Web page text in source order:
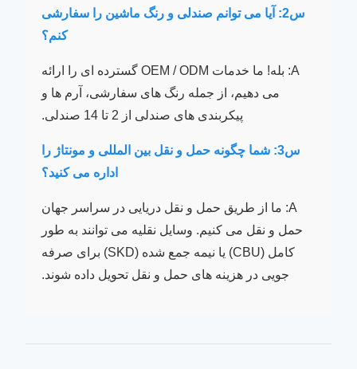
س2: آیا می توانم صندلی و رنگ ماشین را سفارشی
کنم؟
A: بله! ما خدمات OEM / ODM گسترده ای را ارائه
می دهیم، از جمله رنگ های سفارشی، آرم ها و
پیکربندی های صندلی از 2 تا 14 صندلی.
س3: شما چگونه حمل و نقل بین المللی و مونتاژ را
اداره می کنید؟
A: ما از طریق حمل و نقل دریایی در سراسر جهان
حمل و نقل می کنیم. وسایل نقلیه می توانند به طور
کامل (CBU) یا نیمه جمع شده (SKD) برای صرفه
جویی در هزینه های حمل و نقل تحویل داده شوند.